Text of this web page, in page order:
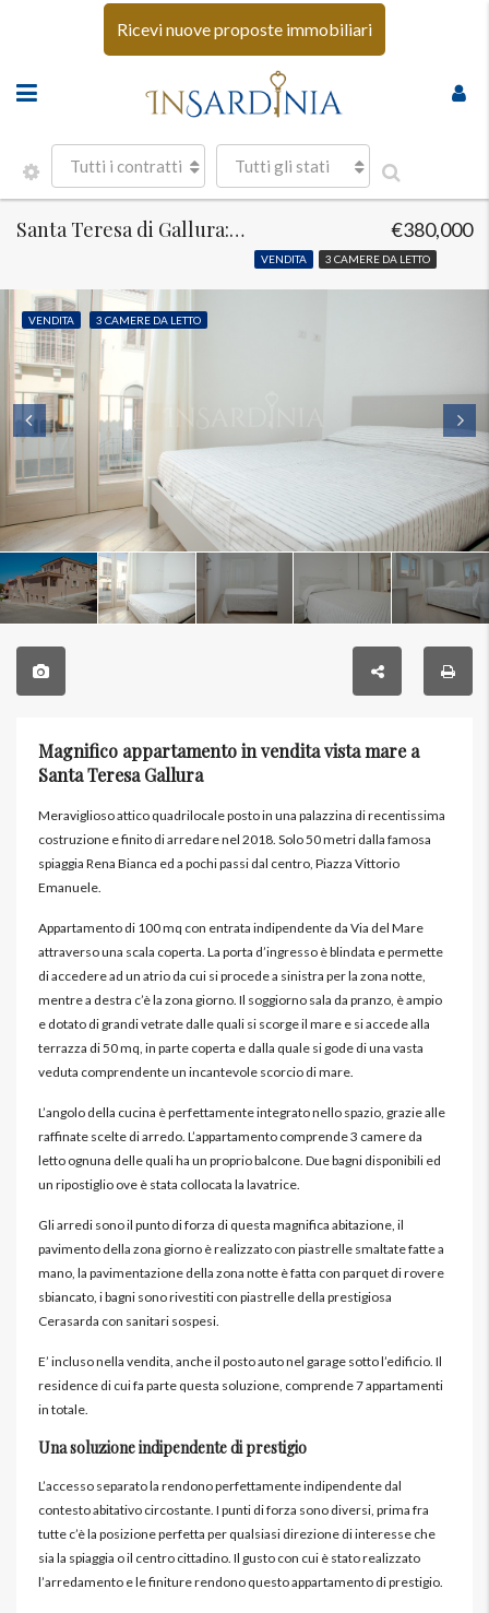
Ricevi nuove proposte immobiliari
Tutti i contratti Tutti gli stati
Santa Teresa di Gallura: Appartamento vista mare
VENDITA 3 CAMERE DA LETTO
€380,000
VENDITA 3 CAMERE DA LETTO
Magnifico appartamento in vendita vista mare a
Santa Teresa Gallura
Meraviglioso attico quadrilocale posto in una palazzina di recentissima
costruzione e finito di arredare nel 2018. Solo 50 metri dalla famosa
spiaggia Rena Bianca ed a pochi passi dal centro, Piazza Vittorio
Emanuele.
Appartamento di 100 mq con entrata indipendente da Via del Mare
attraverso una scala coperta. La porta d’ingresso è blindata e permette
di accedere ad un atrio da cui si procede a sinistra per la zona notte,
mentre a destra c’è la zona giorno. Il soggiorno sala da pranzo, è ampio
e dotato di grandi vetrate dalle quali si scorge il mare e si accede alla
terrazza di 50 mq, in parte coperta e dalla quale si gode di una vasta
veduta comprendente un incantevole scorcio di mare.
L’angolo della cucina è perfettamente integrato nello spazio, grazie alle
raffinate scelte di arredo. L’appartamento comprende 3 camere da
letto ognuna delle quali ha un proprio balcone. Due bagni disponibili ed
un ripostiglio ove è stata collocata la lavatrice.
Gli arredi sono il punto di forza di questa magnifica abitazione, il
pavimento della zona giorno è realizzato con piastrelle smaltate fatte a
mano, la pavimentazione della zona notte è fatta con parquet di rovere
sbiancato, i bagni sono rivestiti con piastrelle della prestigiosa
Cerasarda con sanitari sospesi.
E’ incluso nella vendita, anche il posto auto nel garage sotto l’edificio. Il
residence di cui fa parte questa soluzione, comprende 7 appartamenti
in totale.
Una soluzione indipendente di prestigio
L’accesso separato la rendono perfettamente indipendente dal
contesto abitativo circostante. I punti di forza sono diversi, prima fra
tutte c’è la posizione perfetta per qualsiasi direzione di interesse che
sia la spiaggia o il centro cittadino. Il gusto con cui è stato realizzato
l’arredamento e le finiture rendono questo appartamento di prestigio.